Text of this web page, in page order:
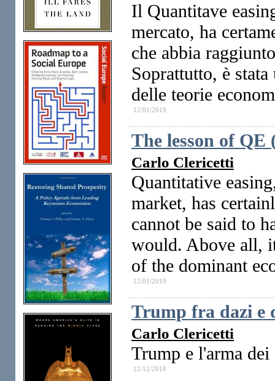
Il Quantitave
mercato, ha
che abbia
Soprattutto, è
delle teorie
12/01/2019
The lesson of
Carlo Clericetti
Quantitative
market, has
cannot be said to
would. Above all,
of the dominant
12/01/2019
Trump fra dazi e
Carlo Clericetti
Trump e l'arma
12/12/2018